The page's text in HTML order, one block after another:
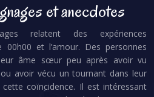
et anecdotes
relatent des expériences
00h00 et l’amour. Des personnes
âme sœur peu après avoir vu
avoir vécu un tournant dans leur
coïncidence. Il est intéressant